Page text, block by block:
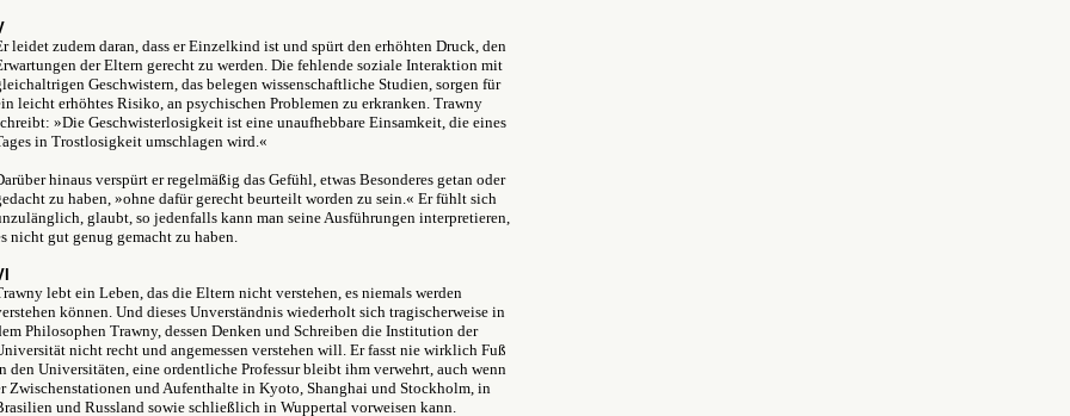
leidet zudem daran, dass er Einzelkind ist und spürt den erhöhten Druck, den
der Eltern gerecht zu werden. Die fehlende soziale Interaktion mit
Geschwistern, das belegen wissenschaftliche Studien, sorgen für
leicht erhöhtes Risiko, an psychischen Problemen zu erkranken. Trawny
»Die Geschwisterlosigkeit ist eine unaufhebbare Einsamkeit, die eines
in Trostlosigkeit umschlagen wird.«
hinaus verspürt er regelmäßig das Gefühl, etwas Besonderes getan oder
zu haben, »ohne dafür gerecht beurteilt worden zu sein.« Er fühlt sich
glaubt, so jedenfalls kann man seine Ausführungen interpretieren,
nicht gut genug gemacht zu haben.
lebt ein Leben, das die Eltern nicht verstehen, es niemals werden
können. Und dieses Unverständnis wiederholt sich tragischerweise in
Philosophen Trawny, dessen Denken und Schreiben die Institution der
nicht recht und angemessen verstehen will. Er fasst nie wirklich Fuß
den Universitäten, eine ordentliche Professur bleibt ihm verwehrt, auch wenn
Zwischenstationen und Aufenthalte in Kyoto, Shanghai und Stockholm, in
und Russland sowie schließlich in Wuppertal vorweisen kann.